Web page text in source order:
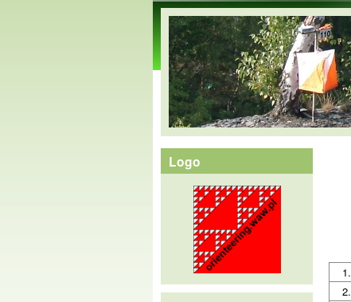
orienteering.waw.pl
1.
2.
Logo